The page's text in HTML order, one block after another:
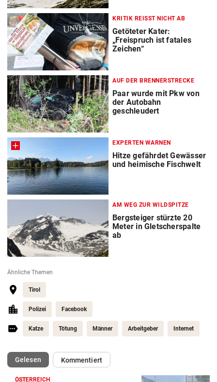
KRITIK REISST NICHT AB
Getöteter Kater:
„Freispruch ist fatales
Zeichen“
AUF DER BRENNERSTRECKE
Paar wurde mit Pkw von
der Autobahn
geschleudert
EXPERTEN WARNEN
Hitze gefährdet Gewässer
und heimische Fischwelt
AM WEG ZUR WILDSPITZE
Bergsteiger stürzte 20
Meter in Gletscherspalte
ab
Ähnliche Themen
Tirol
Polizei Facebook
Katze Tötung Männer Arbeitgeber Internet
Gelesen(ausgewählt)Kommentiert
ÖSTERREICH